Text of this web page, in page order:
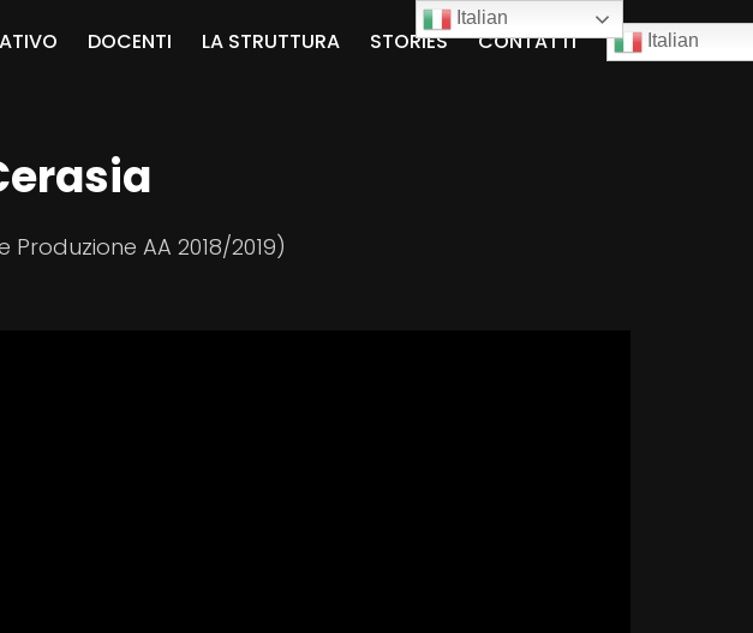
DOCENTI LA STRUTTURA STORIES CONTATTI Italian
AA 2018/2019)
Italian